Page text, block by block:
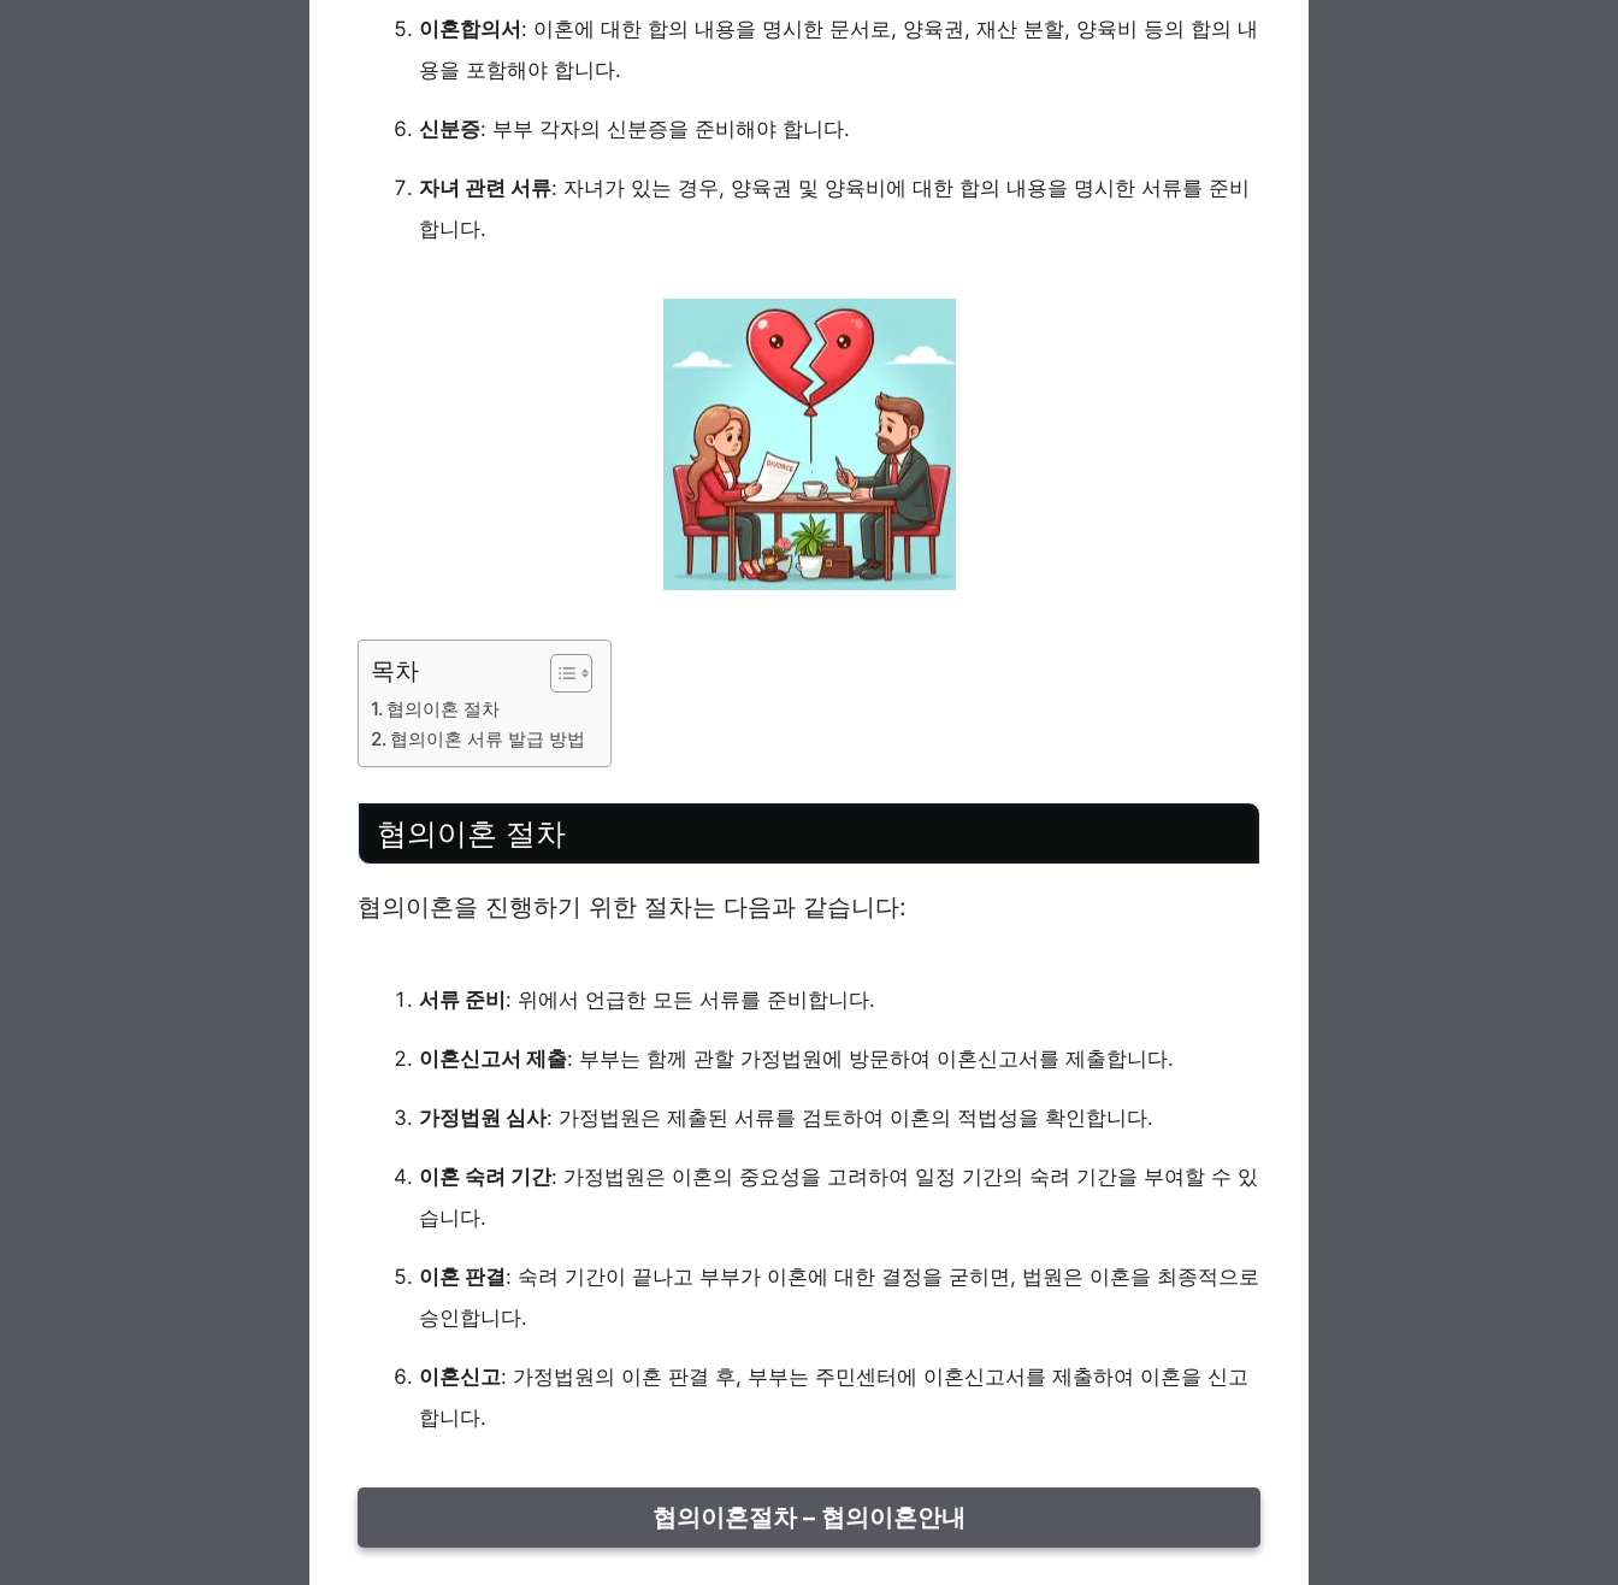
이혼합의서 : 이혼에 대한 합의 내용을 명시한 문서로, 양육권, 재산 분할, 양육비 등의 합의 내
용을 포함해야 합니다.
신분증: 부부 각자의 신분증을 준비해야 합니다.
자녀 관련 서류: 자녀가 있는 경우, 양육권 및 양육비에 대한 합의 내용을 명시한 서류를 준비
합니다.
목차
협의이혼 절차
협의이혼 서류 발급 방법
협의이혼 절차
협의이혼을 진행하기 위한 절차는 다음과 같습니다:
서류 준비 : 위에서 언급한 모든 서류를 준비합니다.
이혼신고서 제출: 부부는 함께 관할 가정법원에 방문하여 이혼신고서를 제출합니다.
가정법원 심사: 가정법원은 제출된 서류를 검토하여 이혼의 적법성을 확인합니다.
이혼 숙려 기간: 가정법원은 이혼의 중요성을 고려하여 일정 기간의 숙려 기간을 부여할 수 있
습니다.
이혼 판결: 숙려 기간이 끝나고 부부가 이혼에 대한 결정을 굳히면, 법원은 이혼을 최종적으로
승인합니다.
이혼신고: 가정법원의 이혼 판결 후, 부부는 주민센터에 이혼신고서를 제출하여 이혼을 신고
합니다.
협의이혼절차 – 협의이혼안내